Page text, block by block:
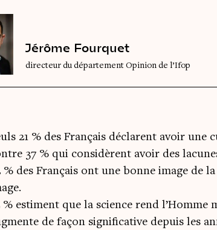
Jérôme Fourquet
directeur du département Opinion de l’Ifop
21 % des Français déclarent avoir une
37 % qui considèrent avoir des
% des Français ont une bonne image de
% estiment que la science rend l’Homme
de façon significative depuis les